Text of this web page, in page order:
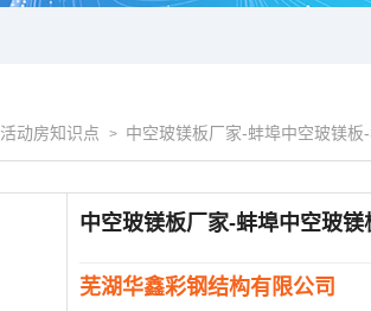
活动房知识点 > 中空玻镁板厂家-蚌埠中空玻镁板
芜湖华鑫彩钢结构有限公司